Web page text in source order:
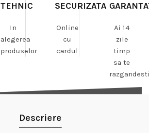
TEHNIC
In
alegerea
produselor
SECURIZATA
Online
cu
cardul
Ai 14
zile
timp
sa te
Descriere